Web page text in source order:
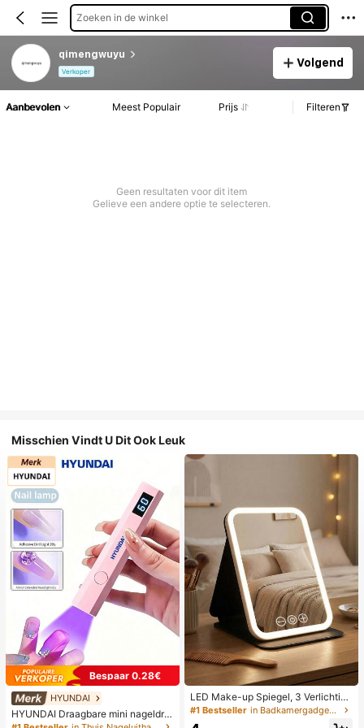
Zoeken in de winkel
qimengwuyu
Verkoper
Volgend
Aanbevolen Meest Populair Prijs Filteren
Geen resultaten voor dit item
Gelieve een andere optie te selecteren.
Misschien Vindt U Dit Ook Leuk
Bespaar 0.28€
HYUNDAI
HYUNDAI Draagbare mini nageldro
ger, oplaadbare handlamp UV/LED
LED Make-up Spiegel, 3 Verlichting
smodi, Verstelbare Helderheid, Draa
gbaar Vouwbaar Ontwerp, Geschikt
#1 Bestseller in Badkamergadgets die favoriet zijn bij klanten B